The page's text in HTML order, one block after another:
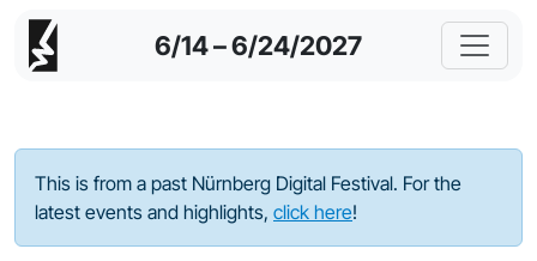
6/14 – 6/24/2027
Program - 2023
This is from a past Nürnberg Digital Festival. For the
latest events and highlights, click here!